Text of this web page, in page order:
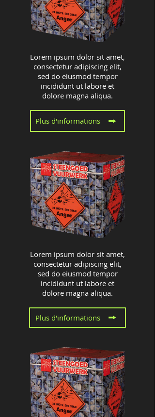
Lorem ipsum dolor sit amet,
consectetur adipiscing elit,
sed do eiusmod tempor
incididunt ut labore et
dolore magna aliqua.
Plus d'informations
Lorem ipsum dolor sit amet,
consectetur adipiscing elit,
sed do eiusmod tempor
incididunt ut labore et
dolore magna aliqua.
Plus d'informations